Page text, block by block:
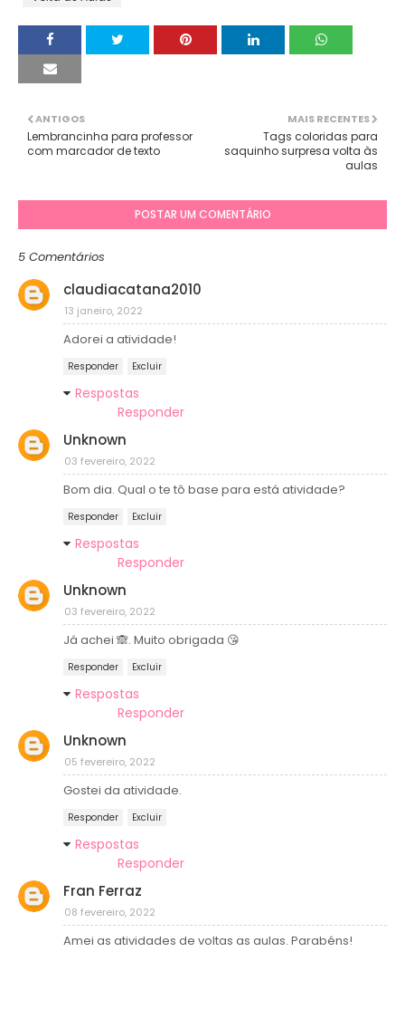
MAIS RECENTES
Tags coloridas para
saquinho surpresa volta às
aulas
ANTIGOS
Lembrancinha para professor
com marcador de texto
POSTAR UM COMENTÁRIO
5 Comentários
claudiacatana2010
13 janeiro, 2022
Adorei a atividade!
Responder Excluir
Respostas
Responder
Unknown
03 fevereiro, 2022
Bom dia. Qual o te tô base para está atividade?
Responder Excluir
Respostas
Responder
Unknown
03 fevereiro, 2022
Já achei 🙈. Muito obrigada 😘
Responder Excluir
Respostas
Responder
Unknown
05 fevereiro, 2022
Gostei da atividade.
Responder Excluir
Respostas
Responder
Fran Ferraz
08 fevereiro, 2022
Amei as atividades de voltas as aulas. Parabéns!